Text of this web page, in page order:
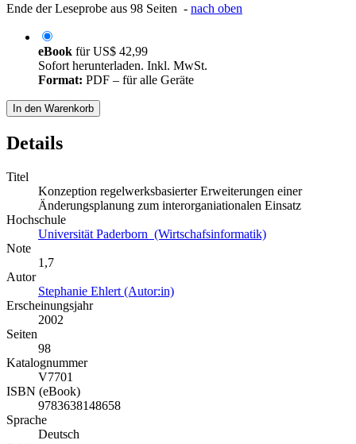
Ende der Leseprobe aus 98 Seiten - nach oben
eBook fürUS$ 42,99
Sofort herunterladen. Inkl. MwSt.
Format: PDF – für alle Geräte
In den Warenkorb
Details
Titel
Konzeption regelwerksbasierter Erweiterungen einer
Änderungsplanung zum interorganiationalen Einsatz
Hochschule
Universität Paderborn (Wirtschafsinformatik)
Note
1,7
Autor
Stephanie Ehlert (Autor:in)
Erscheinungsjahr
2002
Seiten
98
Katalognummer
V7701
ISBN (eBook)
9783638148658
Sprache
Deutsch